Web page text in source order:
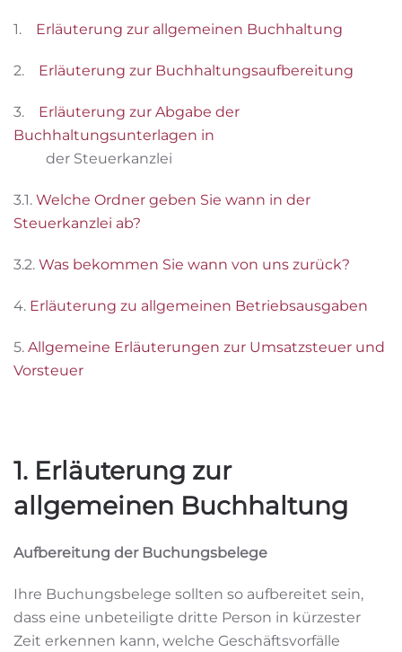
1. Erläuterung zur allgemeinen Buchhaltung
2. Erläuterung zur Buchhaltungsaufbereitung
3. Erläuterung zur Abgabe der
Buchhaltungsunterlagen in
der Steuerkanzlei
3.1. Welche Ordner geben Sie wann in der
Steuerkanzlei ab?
3.2. Was bekommen Sie wann von uns zurück?
4. Erläuterung zu allgemeinen Betriebsausgaben
5. Allgemeine Erläuterungen zur Umsatzsteuer und
Vorsteuer
1. Erläuterung zur
allgemeinen Buchhaltung
Aufbereitung der Buchungsbelege
Ihre Buchungsbelege sollten so aufbereitet sein,
dass eine unbeteiligte dritte Person in kürzester
Zeit erkennen kann, welche Geschäftsvorfälle